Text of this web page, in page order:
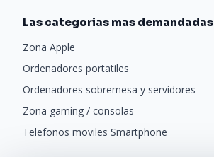
Las categorias mas demandadas
Zona Apple
Ordenadores portatiles
Ordenadores sobremesa y servidores
Zona gaming / consolas
Telefonos moviles Smartphone